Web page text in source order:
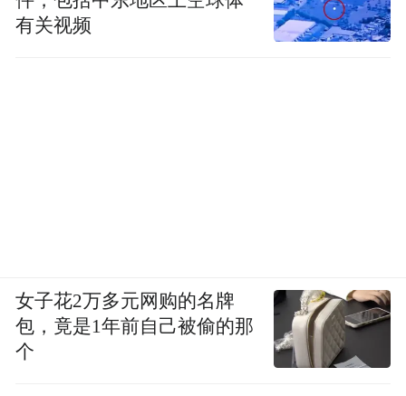
有关视频
女子花2万多元网购的名牌
包，竟是1年前自己被偷的那
个